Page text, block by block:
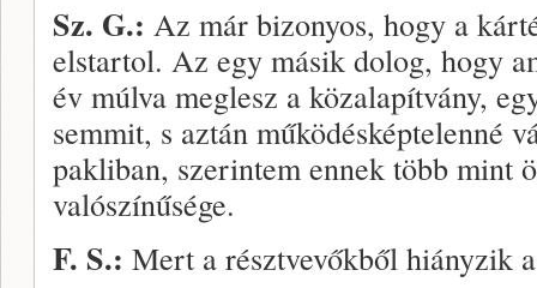
Sz. G.: Az már bizonyos, hogy a
elstartol. Az egy másik dolog, hogy
év múlva meglesz a közalapítvány,
semmit, s aztán működésképtelenné
pakliban, szerintem ennek több mint
valószínűsége.
F. S.: Mert a résztvevőkből hiányzik